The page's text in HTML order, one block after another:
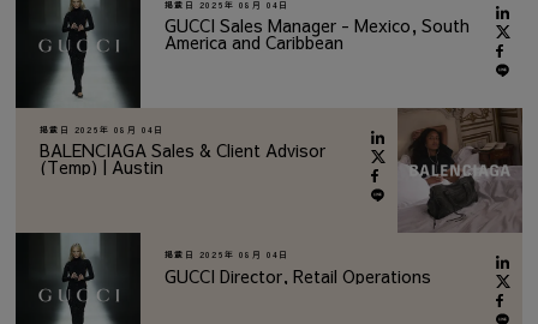
掲載日 2026年 08月 04日
GUCCI Sales Manager - Mexico, South
America and Caribbean
掲載日 2026年 08月 04日
BALENCIAGA Sales & Client Advisor
(Temp) | Austin
掲載日 2026年 08月 04日
GUCCI Director, Retail Operations